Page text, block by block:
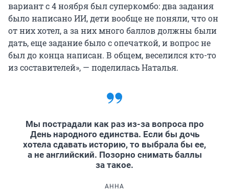
вариант с 4 ноября был суперкомбо: два задания
было написано ИИ, дети вообще не поняли, что он
от них хотел, а за них много баллов должны были
дать, еще задание было с опечаткой, и вопрос не
был до конца написан. В общем, веселился кто-то
из составителей», — поделилась Наталья.
Мы пострадали как раз из-за вопроса про
День народного единства. Если бы дочь
хотела сдавать историю, то выбрала бы ее,
а не английский. Позорно снимать баллы
за такое.
АННА